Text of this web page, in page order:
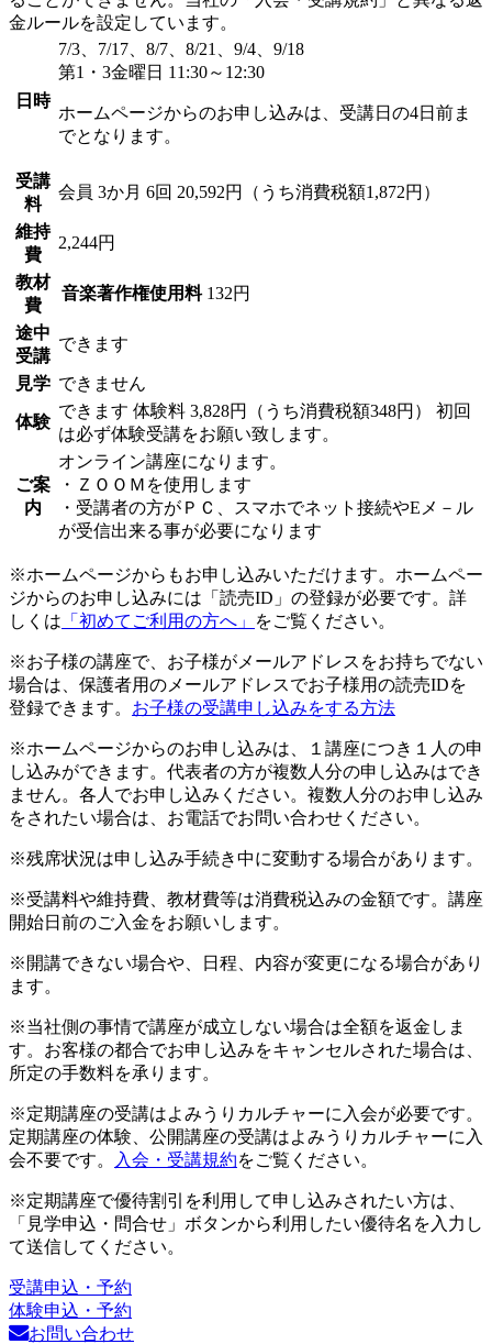
金ルールを設定しています。
日時
7/3、7/17、8/7、8/21、9/4、9/18
第1・3金曜日 11:30～12:30
ホームページからのお申し込みは、受講日の4日前ま
でとなります。
受講
料
会員 3か月 6回 20,592円（うち消費税額1,872円）
維持
費
2,244円
教材
費
音楽著作権使用料 132円
途中
受講
できます
見学 できません
体験
できます 体験料 3,828円（うち消費税額348円） 初回
は必ず体験受講をお願い致します。
ご案
内
オンライン講座になります。
・ＺＯＯＭを使用します
・受講者の方がＰＣ、スマホでネット接続やEメ－ル
が受信出来る事が必要になります
※ホームページからもお申し込みいただけます。ホームペー
ジからのお申し込みには「読売ID」の登録が必要です。詳
しくは 「初めてご利用の方へ」 をご覧ください。
※お子様の講座で、お子様がメールアドレスをお持ちでない
場合は、保護者用のメールアドレスでお子様用の読売IDを
登録できます。 お子様の受講申し込みをする方法
※ホームページからのお申し込みは、１講座につき１人の申
し込みができます。代表者の方が複数人分の申し込みはでき
ません。各人でお申し込みください。複数人分のお申し込み
をされたい場合は、お電話でお問い合わせください。
※残席状況は申し込み手続き中に変動する場合があります。
※受講料や維持費、教材費等は消費税込みの金額です。講座
開始日前のご入金をお願いします。
※開講できない場合や、日程、内容が変更になる場合があり
ます。
※当社側の事情で講座が成立しない場合は全額を返金しま
す。お客様の都合でお申し込みをキャンセルされた場合は、
所定の手数料を承ります。
※定期講座の受講はよみうりカルチャーに入会が必要です。
定期講座の体験、公開講座の受講はよみうりカルチャーに入
会不要です。
入会・受講規約をご覧ください。
※定期講座で優待割引を利用して申し込みされたい方は、
「見学申込・問合せ」ボタンから利用したい優待名を入力し
て送信してください。
受講申込・予約
体験申込・予約
お問い合わせ